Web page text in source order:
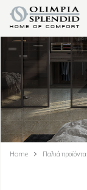
ΕΛΛΗΝΙΚΆ
HOME
ΚΛΙΜΑΤΙΣΜΌΣ
ΘΈΡΜΑΝΣΗ
Home Παλιά προϊόντα